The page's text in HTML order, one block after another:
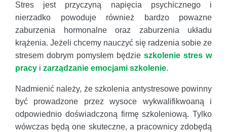
Stres jest przyczyną napięcia psychicznego i
nierzadko powoduje również bardzo powazne
zaburzenia hormonalne oraz zaburzenia układu
krążenia. Jeżeli chcemy nauczyć się radzenia sobie ze
stresem dobrym pomysłem będzie szkolenie stres w
pracy i zarządzanie emocjami szkolenie.
Nadmienić należy, że szkolenia antystresowe powinny
być prowadzone przez wysoce wykwalifikwoaną i
odpowiednio doświadczoną firmę szkoleniową. Tylko
wówczas będą one skuteczne, a pracownicy zdobędą